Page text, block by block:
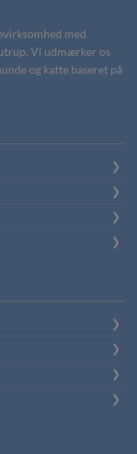
med
Vi udmærker os
og katte baseret på